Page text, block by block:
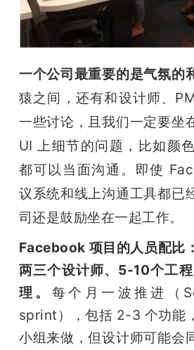
一个公司最重要的是气氛的
猿之间，还有和设计师、
一些讨论，且我们一定要坐
UI 上细节的问题，比如颜
都可以当面沟通。即使
议系统和线上沟通工具都已
司还是鼓励坐在一起工作。
Facebook 项目的人员配比
两三个设计师、5-10个工
理。 每个月一波推进（
sprint），包括 2-3 个功能
小组来做，但设计师可能会